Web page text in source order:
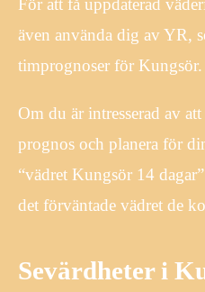
även använda dig av YR,
timprognoser för Kungsör.
Om du är intresserad av
prognos och planera för
“vädret Kungsör 14
det förväntade vädret de
Sevärdheter i